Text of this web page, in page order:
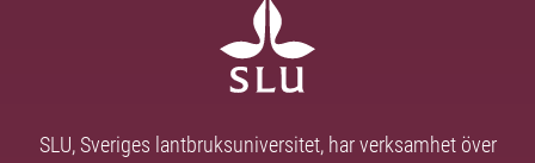
SLU, Sveriges lantbruksuniversitet, har verksamhet över